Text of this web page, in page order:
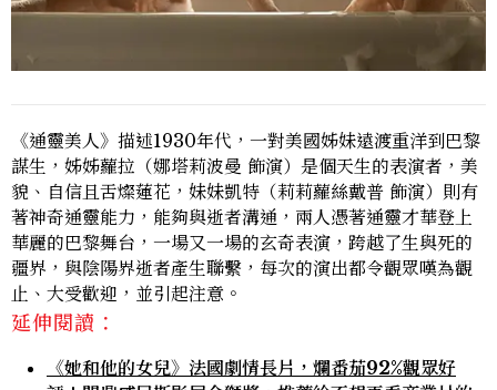
《通靈美人》描述1930年代，一對美國姊妹遠渡重洋到巴黎
謀生，姊姊蘿拉（娜塔莉波曼 飾演）是個天生的表演者，美
貌、自信且舌燦蓮花，妹妹凱特（莉莉蘿絲戴普 飾演）則有
著神奇通靈能力，能夠與逝者溝通，兩人憑著通靈才華登上
華麗的巴黎舞台，一場又一場的玄奇表演，跨越了生與死的
疆界，與陰陽界逝者產生聯繫，每次的演出都令觀眾嘆為觀
止、大受歡迎，並引起注意。
延伸閱讀：
《她和他的女兒》法國劇情長片，爛番茄92%觀眾好